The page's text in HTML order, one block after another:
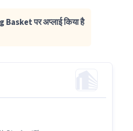
Basket पर अप्लाई किया है